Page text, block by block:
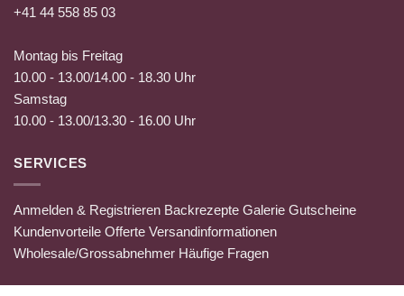
+41 44 558 85 03
Montag bis Freitag
10.00 - 13.00/14.00 - 18.30 Uhr
Samstag
10.00 - 13.00/13.30 - 16.00 Uhr
SERVICES
Anmelden & Registrieren Backrezepte Galerie Gutscheine
Kundenvorteile Offerte Versandinformationen
Wholesale/Grossabnehmer Häufige Fragen